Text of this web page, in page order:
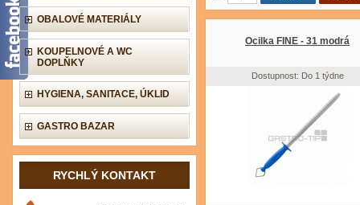
OBALOVÉ MATERIÁLY
KOUPELNOVÉ A WC
DOPLŇKY
HYGIENA, SANITACE, ÚKLID
GASTRO BAZAR
RYCHLÝ KONTAKT
Ocilka FINE - 31 modrá
Dostupnost: Do 1 týdne